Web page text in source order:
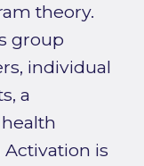
theory.
group
individual
a
is